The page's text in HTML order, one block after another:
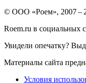
© ООО «Роем», 2007 –
Roem.ru в социальных
Увидели опечатку?
Материалы сайта
Условия